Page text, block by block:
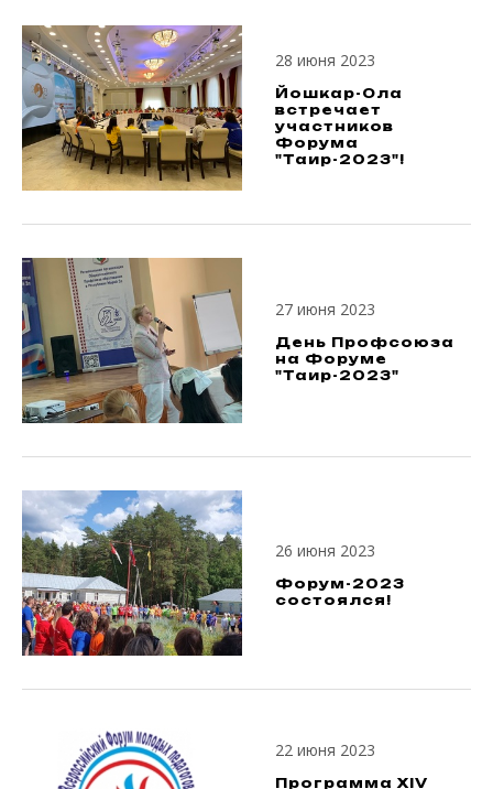
28 июня 2023
Йошкар-Ола
встречает
участников
Форума
"Таир-2023"!
27 июня 2023
День Профсоюза
на Форуме
"Таир-2023"
26 июня 2023
Форум-2023
состоялся!
22 июня 2023
Программа XIV